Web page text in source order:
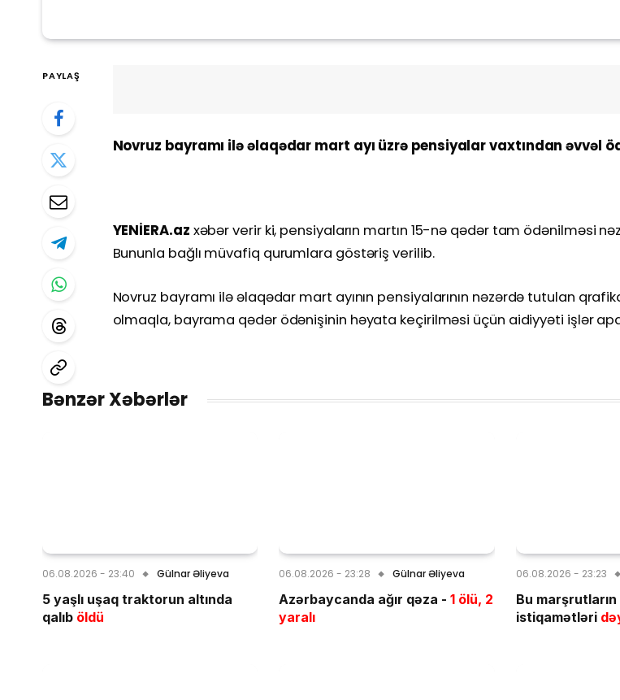
PAYLAŞ
Novruz bayramı ilə əlaqədar mart ayı üzrə pensiyalar vaxtından əvvəl
YENİERA.az xəbər verir ki, pensiyaların martın 15-nə qədər tam ödənilməsi
Bununla bağlı müvafiq qurumlara göstəriş verilib.
Novruz bayramı ilə əlaqədar mart ayının pensiyalarının nəzərdə tutulan
olmaqla, bayrama qədər ödənişinin həyata keçirilməsi üçün aidiyyəti işlər
Bənzər Xəbərlər
06.08.2026 - 23:40 Gülnar Əliyeva
5 yaşlı uşaq traktorun altında
qalıb öldü
06.08.2026 - 23:28 Gülnar Əliyeva
Azərbaycanda ağır qəza -1 ölü, 2
yaralı
06.08.2026 - 23:23
Bu
istiqamətləri